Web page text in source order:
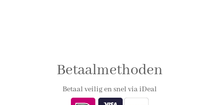
Betaalmethoden
Betaal veilig en snel via iDeal